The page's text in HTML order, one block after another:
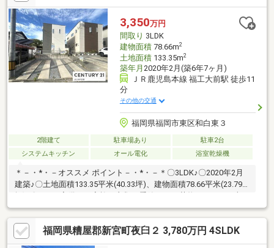
3,350万円
間取り 3LDK
建物面積78.66m2
土地面積133.35m2
築年月 2020年2月(築6年7ヶ月)
ＪＲ鹿児島本線 福工大前駅 徒歩11
分
その他の交通
福岡県福岡市東区和白東３
2階建て 駐車場あり
駐車2台
システムキッチン
オール電化 浴室乾燥機
＊－・*・－オススメ ポイント－・*・－＊〇3LDK♪〇2020年2月
建築♪〇土地面積133.35平米(40.33坪)、建物面積78.66平米(23.79
納〇浴室暖房乾燥機・TVモニター付きインターホン装備で毎日の
暮らしを快適にサポート〇閑静な住宅街♪〇敷地内駐車場に2台駐
車可能♪〇スーパー、コンビニ徒歩圏内♪生活環境充実♪〇JR鹿児
島本線「福工大前」駅まで徒歩約11分♪自己資金無しでマイホー
福岡県糟屋郡新宮町夜臼２ 3,780万円 4SLDK